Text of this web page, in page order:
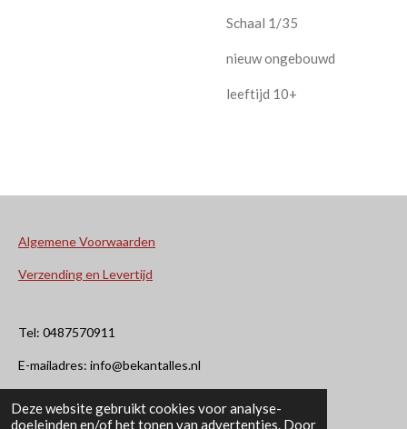
Deze website gebruikt cookies voor analyse-
doeleinden en/of het tonen van advertenties. Door
Schaal 1/35
nieuw ongebouwd
leeftijd 10+
Algemene Voorwaarden
Verzending en Levertijd
Tel: 0487570911
E-mailadres: info@bekantalles.nl
Rooysestraat 4